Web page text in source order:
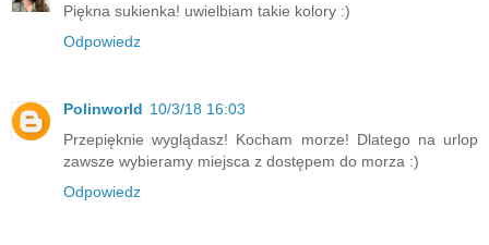
Piękna sukienka! uwielbiam takie kolory :)
Odpowiedz
Polinworld 10/3/18 16:03
Przepięknie wyglądasz! Kocham morze! Dlatego na urlop
zawsze wybieramy miejsca z dostępem do morza :)
Odpowiedz